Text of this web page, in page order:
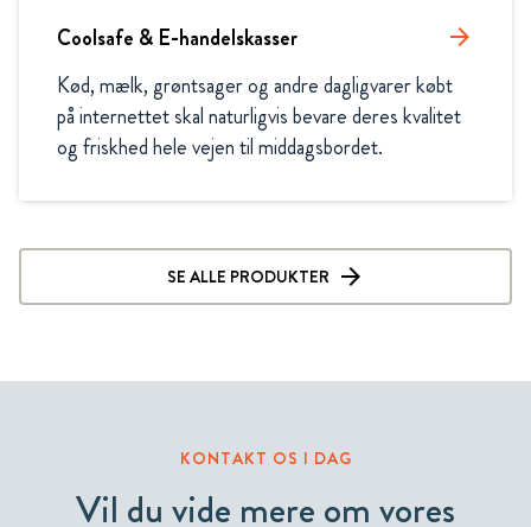
Coolsafe & E-handelskasser arrow_forward
Kød, mælk, grøntsager og andre dagligvarer købt
på internettet skal naturligvis bevare deres kvalitet
og friskhed hele vejen til middagsbordet.
SE ALLE PRODUKTER
KONTAKT OS I DAG
Vil du vide mere om vores